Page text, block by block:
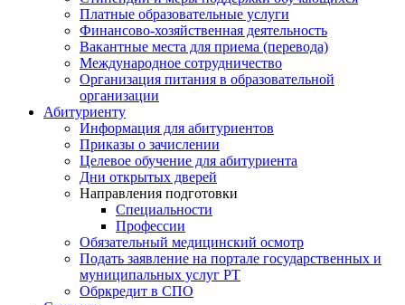
Платные образовательные услуги
Финансово-хозяйственная деятельность
Вакантные места для приема (перевода)
Международное сотрудничество
Организация питания в образовательной
организации
Абитуриенту
Информация для абитуриентов
Приказы о зачислении
Целевое обучение для абитуриента
Дни открытых дверей
Направления подготовки
Специальности
Профессии
Обязательный медицинский осмотр
Подать заявление на портале государственных и
муниципальных услуг РТ
Обркредит в СПО